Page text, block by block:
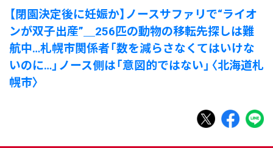
【閉園決定後に妊娠か】ノースサファリで“ライオ
ンが双子出産”＿256匹の動物の移転先探しは難
航中…札幌市関係者「数を減らさなくてはいけな
いのに…」ノース側は「意図的ではない」〈北海道札
幌市〉